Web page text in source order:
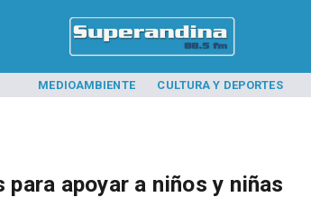
MEDIOAMBIENTE CULTURA Y DEPORTES
apoyar a niños y niñas